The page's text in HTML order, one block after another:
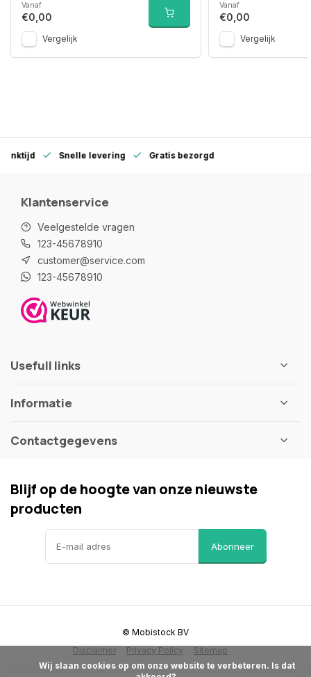
Vanaf
€0,00
Vergelijk
Vanaf
€0,00
Vergelijk
Snelle levering Gratis bezorgd
Klantenservice
Veelgestelde vragen
123-45678910
customer@service.com
123-45678910
Usefull links
Informatie
Contactgegevens
Blijf op de hoogte van onze nieuwste
producten
Abonneer
Disclaimer Privacy Policy Sitemap
© Mobistock BV